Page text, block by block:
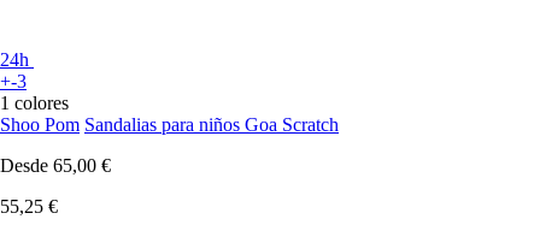
24h
+-3
1 colores
Shoo Pom Sandalias para niños Goa Scratch
Desde 65,00 €
55,25 €